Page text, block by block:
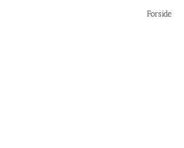
Forside